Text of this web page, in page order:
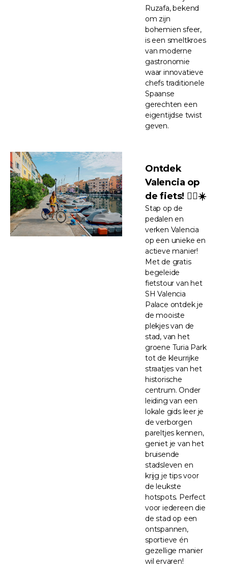
Ruzafa, bekend
om zijn
bohemien sfeer,
is een smeltkroes
van moderne
gastronomie
waar innovatieve
chefs traditionele
Spaanse
gerechten een
eigentijdse twist
geven.
Ontdek
Valencia op
de fiets! 🚴‍♀️☀️
Stap op de
pedalen en
verken Valencia
op een unieke en
actieve manier!
Met de gratis
begeleide
fietstour van het
SH Valencia
Palace ontdek je
de mooiste
plekjes van de
stad, van het
groene Turia Park
tot de kleurrijke
straatjes van het
historische
centrum. Onder
leiding van een
lokale gids leer je
de verborgen
pareltjes kennen,
geniet je van het
bruisende
stadsleven en
krijg je tips voor
de leukste
hotspots. Perfect
voor iedereen die
de stad op een
ontspannen,
sportieve én
gezellige manier
wil ervaren!